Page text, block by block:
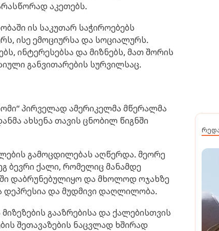
აკეთებს.
ის საკუთარ საჭიროებებს
ისე ემოციურსა და სოციალურს.
ინტერესებსა და მიზნებს, მათ შორის
განვითარების სურვილსაც.
პირველად ამერიკელმა მწერალმა
ახსენა თავის ცნობილ წიგნში
გამოცდილებას აღწერდა. მეორე
ბევრი ქალი, რომელიც მანამდე
დაბრუნებულიყო და მხოლოდ ოჯახზე
დეპრესია და მუდმივი დაღლილობა.
გააზრებისა და ქალებისთვის
შეთავაზების ნაცვლად ხშირად